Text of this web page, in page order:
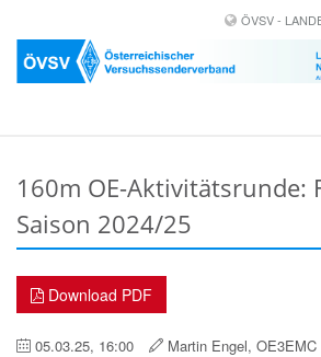
ÖVSV -
160m OE-Aktivitätsrunde:
Saison 2024/25
Download PDF
05.03.25, 16:00 Martin Engel, OE3EMC